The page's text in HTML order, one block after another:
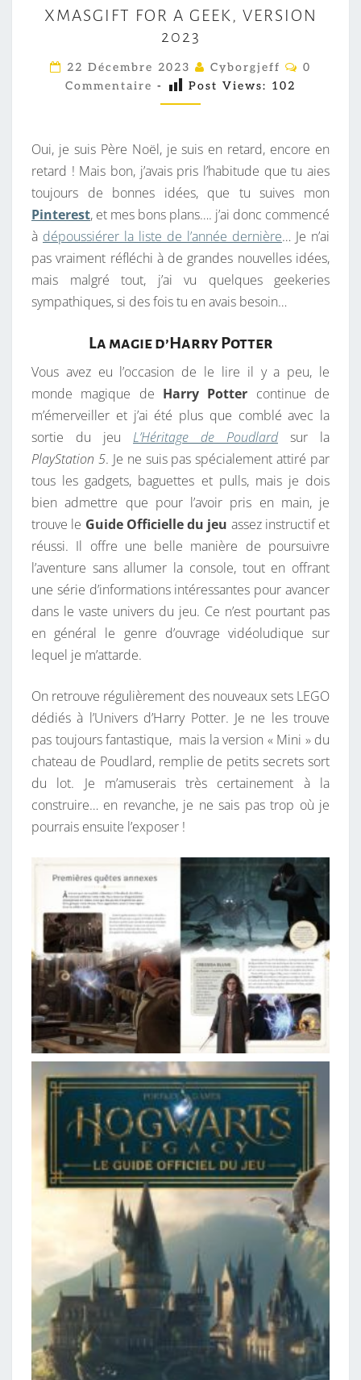
M
A
S
G
I
T
F
O
R
A
G
E
E
,
V
E
R
S
I
O
N
2
0
2
3
XMASGIFT FOR A GEEK, VERSION
2023
22 Décembre 2023 Cyborgjeff
C
A
I
R
E
0
Commentaire - Post Views: 102
Oui, je suis Père Noël, je suis en retard, encore en
retard ! Mais bon, j’avais pris l’habitude que tu aies
toujours de bonnes idées, que tu suives mon
Pinterest, et mes bons plans…. j’ai donc commencé
à dépoussiérer la liste de l’année dernière… Je n’ai
pas vraiment réfléchi à de grandes nouvelles idées,
mais malgré tout, j’ai vu quelques geekeries
sympathiques, si des fois tu en avais besoin…
La magie d’Harry Potter
Vous avez eu l’occasion de le lire il y a peu, le
monde magique de Harry Potter continue de
m’émerveiller et j’ai été plus que comblé avec la
sortie du jeu L’Héritage de Poudlardsur la
PlayStation 5. Je ne suis pas spécialement attiré par
tous les gadgets, baguettes et pulls, mais je dois
bien admettre que pour l’avoir pris en main, je
trouve le Guide Officielle du jeu assez instructif et
réussi. Il offre une belle manière de poursuivre
l’aventure sans allumer la console, tout en offrant
une série d’informations intéressantes pour avancer
dans le vaste univers du jeu. Ce n’est pourtant pas
en général le genre d’ouvrage vidéoludique sur
lequel je m’attarde.
On retrouve régulièrement des nouveaux sets LEGO
dédiés à l’Univers d’Harry Potter. Je ne les trouve
pas toujours fantastique, mais la version « Mini » du
chateau de Poudlard, remplie de petits secrets sort
du lot. Je m’amuserais très certainement à la
construire… en revanche, je ne sais pas trop où je
pourrais ensuite l’exposer !